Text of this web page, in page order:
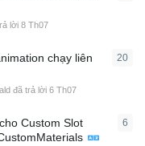
lời 8 Th07
chạy liên
đã trả lời 6 Th07
20
Custom Slot
6